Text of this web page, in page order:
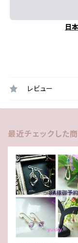
日
レビュー
最近チェックした